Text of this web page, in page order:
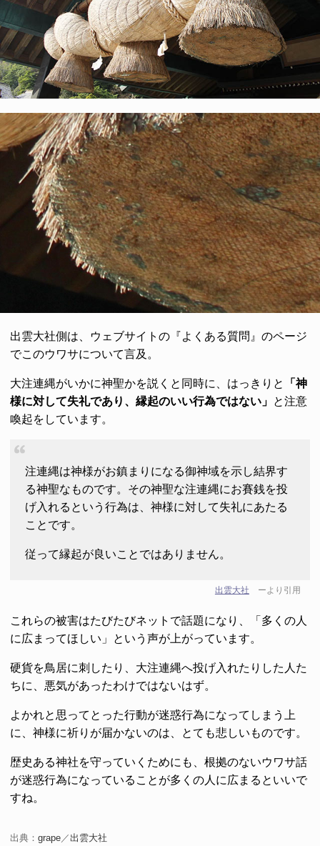
出雲大社側は、ウェブサイトの『よくある質問』のページ
でこのウワサについて言及。
大注連縄がいかに神聖かを説くと同時に、はっきりと
「神
様に対して失礼であり、縁起のいい行為ではない」 と注意
喚起をしています。
注連縄は神様がお鎮まりになる御神域を示し結界す
る神聖なものです。その神聖な注連縄にお賽銭を投
げ入れるという行為は、神様に対して失礼にあたる
ことです。
従って縁起が良いことではありません。
出雲大社 ーより引用
これらの被害はたびたびネットで話題になり、「多くの人
に広まってほしい」という声が上がっています。
硬貨を鳥居に刺したり、大注連縄へ投げ入れたりした人た
ちに、悪気があったわけではないはず。
よかれと思ってとった行動が迷惑行為になってしまう上
に、神様に祈りが届かないのは、とても悲しいものです。
歴史ある神社を守っていくためにも、根拠のないウワサ話
が迷惑行為になっていることが多くの人に広まるといいで
すね。
出典： grape／出雲大社